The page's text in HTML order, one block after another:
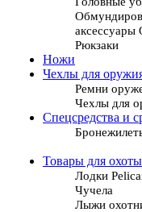
Рюкзаки
Ножи
Чехлы для
Ремни
Чехлы для
Спецсредства и
Товары для охоты
Лодки
Чучела
Лыжи